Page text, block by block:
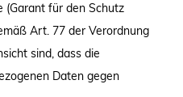
(Garant für den Schutz
Art. 77 der Verordnung
sind, dass die
Daten gegen